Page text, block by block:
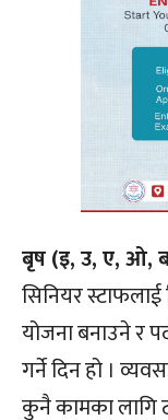
बृष (इ, उ, ए, ओ,
सिनियर
योजना बनाउने र
गर्ने दिन हो ।
कुनै कामका लागि